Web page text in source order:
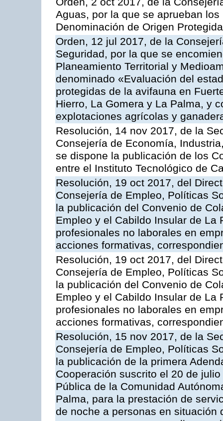
Aguas, por la que se aprueban
Denominación de Origen
Orden, 12 jul 2017, de la
Seguridad, por la que se
Planeamiento Territorial y
denominado «Evaluación del
protegidas de la avifauna en
Hierro, La Gomera y La Palma, y
explotaciones agrícolas y
Resolución, 14 nov 2017, de la
Consejería de Economía,
se dispone la publicación de los
entre el Instituto Tecnológico de
Resolución, 19 oct 2017, del
Consejería de Empleo, Políticas
la publicación del Convenio de
Empleo y el Cabildo Insular de La
profesionales no laborales en
acciones formativas,
Resolución, 19 oct 2017, del
Consejería de Empleo, Políticas
la publicación del Convenio de
Empleo y el Cabildo Insular de La
profesionales no laborales en
acciones formativas,
Resolución, 15 nov 2017, de la
Consejería de Empleo, Políticas
la publicación de la primera
Cooperación suscrito el 20 de
Pública de la Comunidad
Palma, para la prestación de
de noche a personas en situación